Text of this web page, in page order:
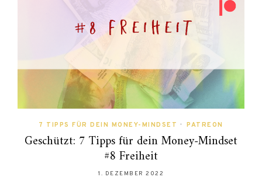
7 TIPPS FÜR DEIN MONEY-MINDSET • PATREON
Geschützt: 7 Tipps für dein Money-Mindset
#8 Freiheit
1. DEZEMBER 2022